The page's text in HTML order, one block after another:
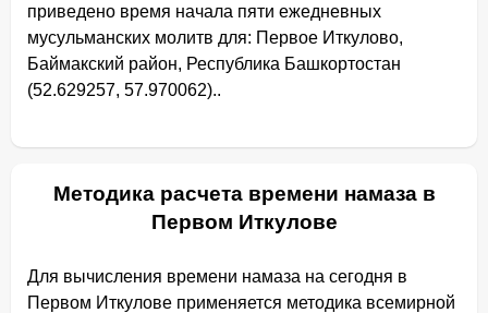
приведено время начала пяти ежедневных
мусульманских молитв для: Первое Иткулово,
Баймакский район, Республика Башкортостан
(52.629257, 57.970062)..
Методика расчета времени намаза в
Первом Иткулове
Для вычисления времени намаза на сегодня в
Первом Иткулове применяется методика всемирной